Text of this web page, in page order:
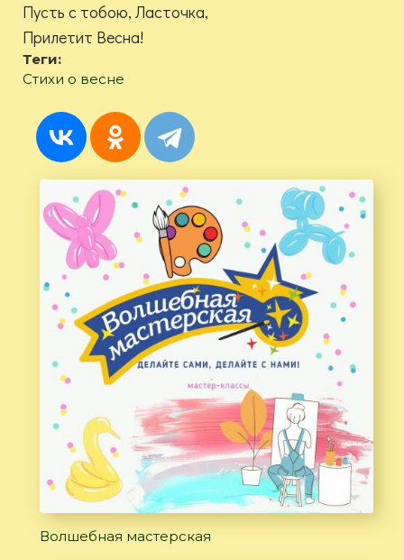
Пусть с тобою, Ласточка,
Прилетит Весна!
Теги:
Стихи о весне
Волшебная мастерская